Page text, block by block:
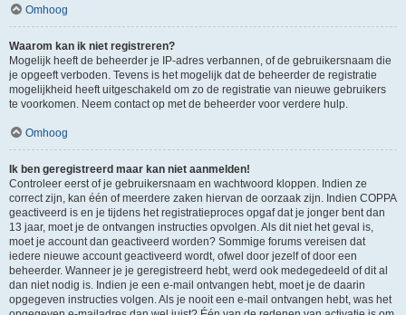
Omhoog
Waarom kan ik niet registreren?
Mogelijk heeft de beheerder je IP-adres verbannen, of de gebruikersnaam die
je opgeeft verboden. Tevens is het mogelijk dat de beheerder de registratie
mogelijkheid heeft uitgeschakeld om zo de registratie van nieuwe gebruikers
te voorkomen. Neem contact op met de beheerder voor verdere hulp.
Omhoog
Ik ben geregistreerd maar kan niet aanmelden!
Controleer eerst of je gebruikersnaam en wachtwoord kloppen. Indien ze
correct zijn, kan één of meerdere zaken hiervan de oorzaak zijn. Indien COPPA
geactiveerd is en je tijdens het registratieproces opgaf dat je jonger bent dan
13 jaar, moet je de ontvangen instructies opvolgen. Als dit niet het geval is,
moet je account dan geactiveerd worden? Sommige forums vereisen dat
iedere nieuwe account geactiveerd wordt, ofwel door jezelf of door een
beheerder. Wanneer je je geregistreerd hebt, werd ook medegedeeld of dit al
dan niet nodig is. Indien je een e-mail ontvangen hebt, moet je de daarin
opgegeven instructies volgen. Als je nooit een e-mail ontvangen hebt, was het